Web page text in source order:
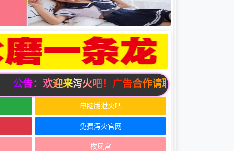
公告：欢迎来泻火吧！广告合作请联系邮箱
电脑版泄火吧
免费泻火官网
楼凤宫